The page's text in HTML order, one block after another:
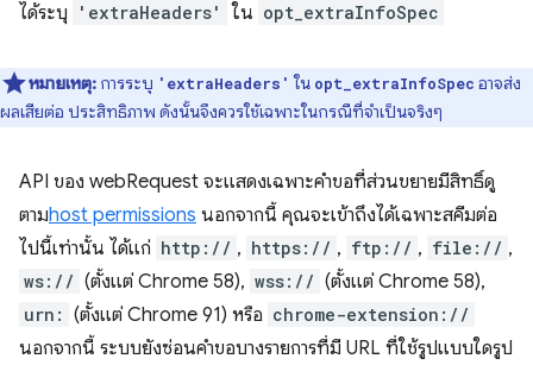
ได้ระบุ
'extraHeaders' ใน opt_extraInfoSpec
หมายเหตุ: การระบุ 'extraHeaders' ใน opt_extraInfoSpec อาจส่ง
ผลเสียต่อ ประสิทธิภาพ ดังนั้นจึงควรใช้เฉพาะในกรณีที่จำเป็นจริงๆ
API ของ webRequest จะแสดงเฉพาะคำขอที่ส่วนขยายมีสิทธิ์ดู
ตามhost permissions นอกจากนี้ คุณจะเข้าถึงได้เฉพาะสคีมต่อ
ไปนี้เท่านั้น ได้แก่ http:// , https:// , ftp:// , file:// ,
ws:// (ตั้งแต่ Chrome 58), wss:// (ตั้งแต่ Chrome 58),
urn: (ตั้งแต่ Chrome 91) หรือ chrome-extension://
นอกจากนี้ ระบบยังซ่อนคำขอบางรายการที่มี URL ที่ใช้รูปแบบใดรูป